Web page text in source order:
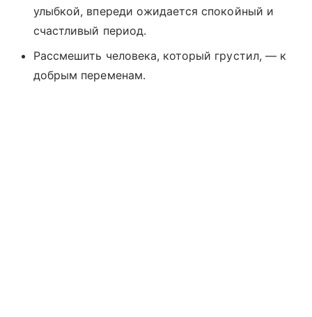
улыбкой, впереди ожидается спокойный и
счастливый период.
Рассмешить человека, который грустил, — к
добрым переменам.